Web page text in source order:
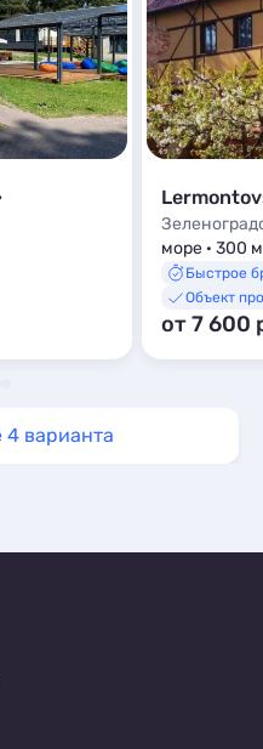
море · 300 м
Быстрое
Объект
от 7 600
4 варианта